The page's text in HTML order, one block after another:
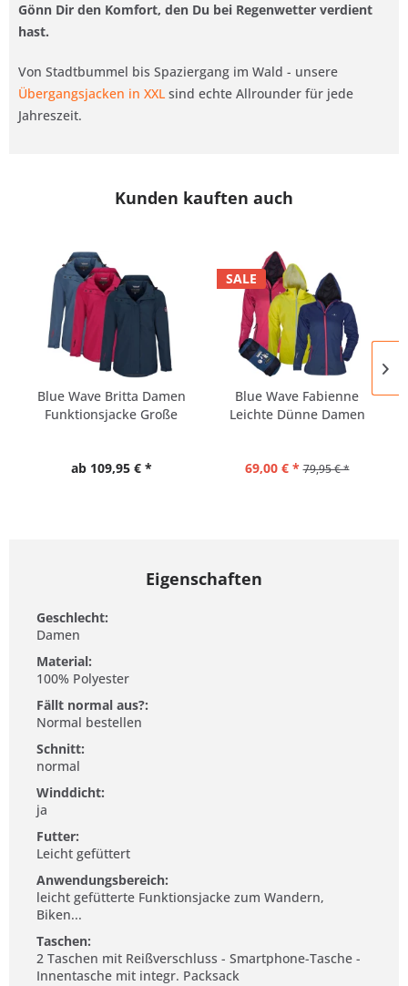
Gönn Dir den Komfort, den Du bei Regenwetter verdient
hast.
Von Stadtbummel bis Spaziergang im Wald - unsere
Übergangsjacken in XXL sind echte Allrounder für jede
Jahreszeit.
Kunden kauften auch
Blue Wave Britta Damen
Funktionsjacke Große
ab 109,95 € *
SALE
Blue Wave Fabienne
Leichte Dünne Damen
69,00 € * 79,95 € *
Eigenschaften
Geschlecht:
Damen
Material:
100% Polyester
Fällt normal aus?:
Normal bestellen
Schnitt:
normal
Winddicht:
ja
Futter:
Leicht gefüttert
Anwendungsbereich:
leicht gefütterte Funktionsjacke zum Wandern,
Biken...
Taschen:
2 Taschen mit Reißverschluss - Smartphone-Tasche -
Innentasche mit integr. Packsack